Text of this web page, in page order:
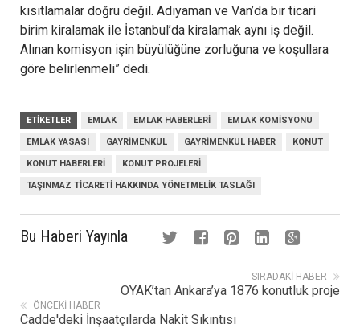
kısıtlamalar doğru değil. Adıyaman ve Van’da bir ticari
birim kiralamak ile İstanbul’da kiralamak aynı iş değil.
Alınan komisyon işin büyülüğüne zorluğuna ve koşullara
göre belirlenmeli” dedi.
ETIKETLER EMLAK EMLAK HABERLERI EMLAK KOMISYONU
EMLAK YASASI GAYRIMENKUL GAYRIMENKUL HABER KONUT
KONUT HABERLERI KONUT PROJELERI
TAŞINMAZ TICARETI HAKKINDA YÖNETMELIK TASLAĞI
Bu Haberi Yayınla
SIRADAKI HABER
OYAK’tan Ankara’ya 1876 konutluk proje
ÖNCEKI HABER
Cadde'deki İnşaatçılarda Nakit Sıkıntısı